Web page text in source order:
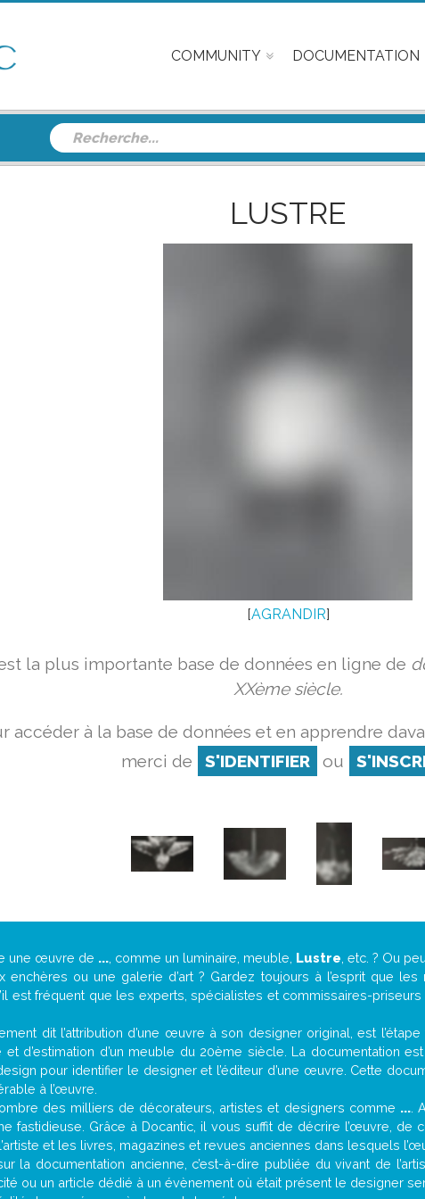
COMMUNITY DOCUMENTATION
LUSTRE
[AGRANDIR]
la plus importante base de données en ligne de
XXème siècle.
accéder à la base de données et en apprendre
merci de
S'IDENTIFIER ou
une œuvre de ..., comme un luminaire, meuble, Lustre , etc. ? Ou
ou une galerie d’art ? Gardez toujours à l’esprit que
est fréquent que les experts, spécialistes et commissaires-
dit l’attribution d’une œuvre à son designer original, est
et d’estimation d’un meuble du 20ème siècle. La documentation
pour identifier le designer et l’éditeur d’une œuvre. Cette
à l’œuvre.
des milliers de décorateurs, artistes et designers comme ....
fastidieuse. Grâce à Docantic, il vous suffit de décrire l’œuvre, de
et les livres, magazines et revues anciennes dans lesquels
la documentation ancienne, c’est-à-dire publiée du vivant de
ou un article dédié à un évènement où était présent le designer